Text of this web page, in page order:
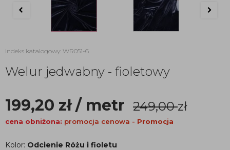
indeks katalogowy: WR051-6
Welur jedwabny - fioletowy
199,20 zł/ metr 249,00zł
cena obniżona: promocja cenowa - Promocja
Kolor: Odcienie Różu i fioletu